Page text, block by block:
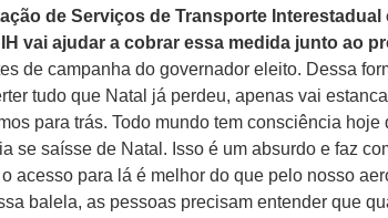
de Serviços de Transporte
vai ajudar a cobrar essa medida junto ao
de campanha do governador eleito. Dessa
tudo que Natal já perdeu, apenas vai
para trás. Todo mundo tem consciência
se saísse de Natal. Isso é um absurdo e faz
acesso para lá é melhor do que pelo nosso
balela, as pessoas precisam entender que